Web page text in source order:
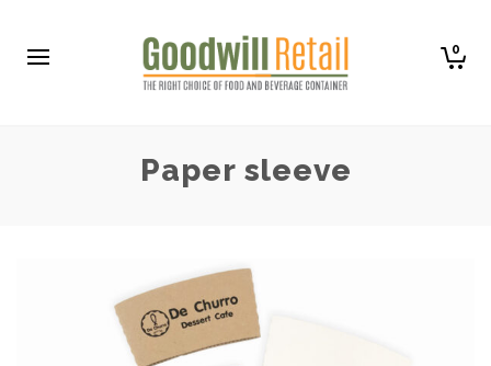
0
Paper sleeve